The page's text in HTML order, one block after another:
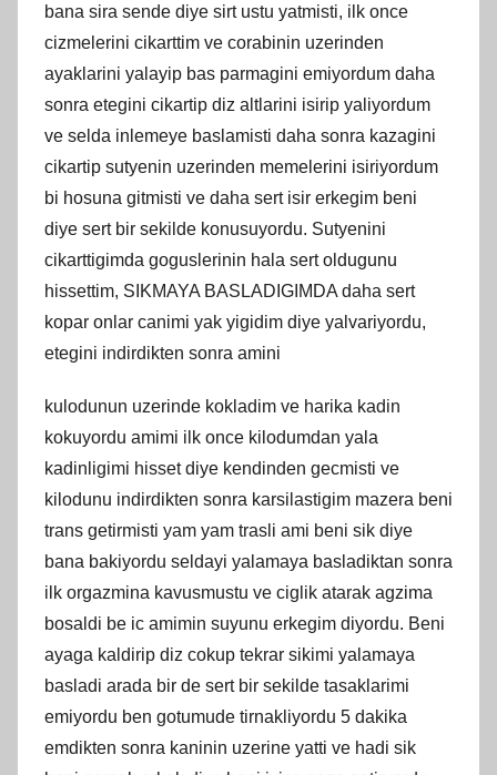
bana sira sende diye sirt ustu yatmisti, ilk once
cizmelerini cikarttim ve corabinin uzerinden
ayaklarini yalayip bas parmagini emiyordum daha
sonra etegini cikartip diz altlarini isirip yaliyordum
ve selda inlemeye baslamisti daha sonra kazagini
cikartip sutyenin uzerinden memelerini isiriyordum
bi hosuna gitmisti ve daha sert isir erkegim beni
diye sert bir sekilde konusuyordu. Sutyenini
cikarttigimda goguslerinin hala sert oldugunu
hissettim, SIKMAYA BASLADIGIMDA daha sert
kopar onlar canimi yak yigidim diye yalvariyordu,
etegini indirdikten sonra amini
kulodunun uzerinde kokladim ve harika kadin
kokuyordu amimi ilk once kilodumdan yala
kadinligimi hisset diye kendinden gecmisti ve
kilodunu indirdikten sonra karsilastigim mazera beni
trans getirmisti yam yam trasli ami beni sik diye
bana bakiyordu seldayi yalamaya basladiktan sonra
ilk orgazmina kavusmustu ve ciglik atarak agzima
bosaldi be ic amimin suyunu erkegim diyordu. Beni
ayaga kaldirip diz cokup tekrar sikimi yalamaya
basladi arada bir de sert bir sekilde tasaklarimi
emiyordu ben gotumude tirnakliyordu 5 dakika
emdikten sonra kaninin uzerine yatti ve hadi sik